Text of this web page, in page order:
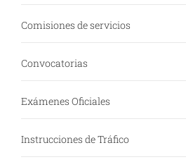
Comisiones de servicios
Convocatorias
Exámenes Oficiales
Instrucciones de Tráfico